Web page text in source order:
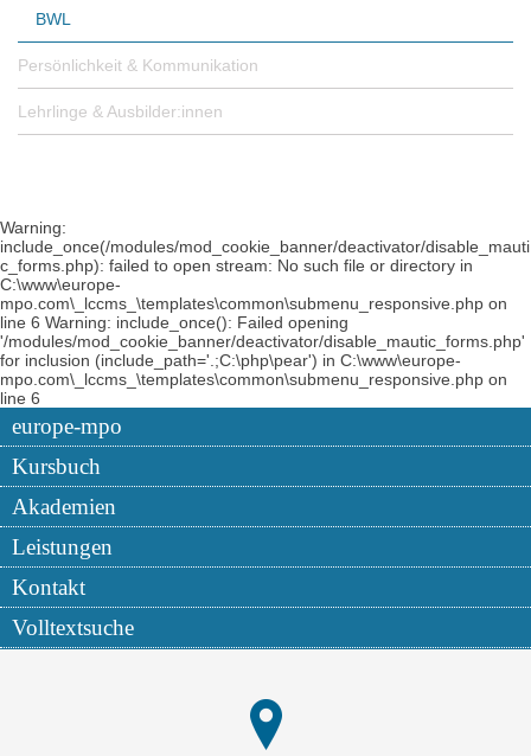
BWL
Persönlichkeit & Kommunikation
Lehrlinge & Ausbilder:innen
Warning:
include_once(/modules/mod_cookie_banner/deactivator/disable_mauti
c_forms.php): failed to open stream: No such file or directory in
C:\www\europe-
mpo.com\_lccms_\templates\common\submenu_responsive.php on
line 6 Warning: include_once(): Failed opening
'/modules/mod_cookie_banner/deactivator/disable_mautic_forms.php'
for inclusion (include_path='.;C:\php\pear') in C:\www\europe-
mpo.com\_lccms_\templates\common\submenu_responsive.php on
line 6
europe-mpo
Kursbuch
Akademien
Leistungen
Kontakt
Volltextsuche